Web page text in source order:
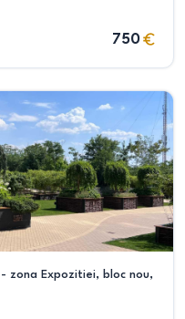
750
zona Expozitiei, bloc nou,